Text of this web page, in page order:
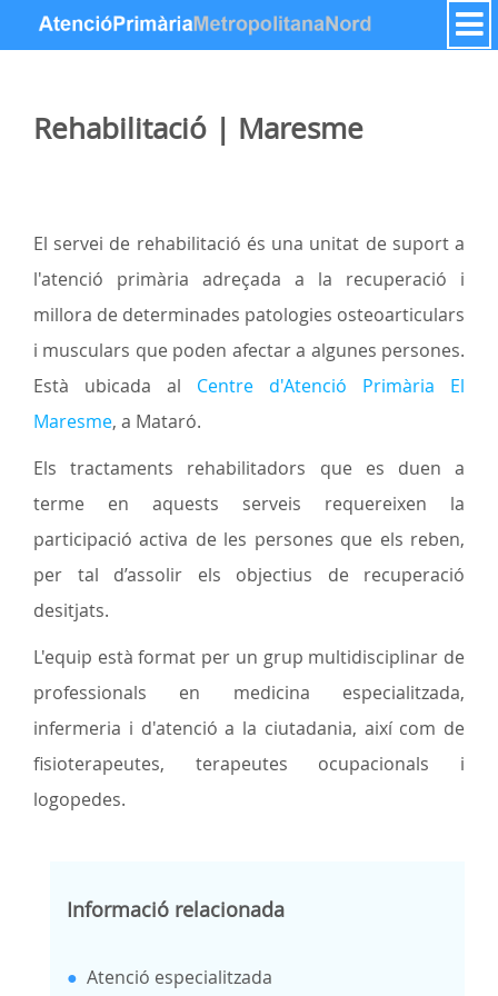
Skip to Content
Rehabilitació | Maresme
El servei de rehabilitació és una unitat de suport a
l'atenció primària adreçada a la recuperació i
millora de determinades patologies osteoarticulars
i musculars que poden afectar a algunes persones.
Està ubicada al Centre d'Atenció Primària El
Maresme, a Mataró.
Els tractaments rehabilitadors que es duen a
terme en aquests serveis requereixen la
participació activa de les persones que els reben,
per tal d’assolir els objectius de recuperació
desitjats.
L'equip està format per un grup multidisciplinar de
professionals en medicina especialitzada,
infermeria i d'atenció a la ciutadania, així com de
fisioterapeutes, terapeutes ocupacionals i
logopedes.
Informació relacionada
● Atenció especialitzada